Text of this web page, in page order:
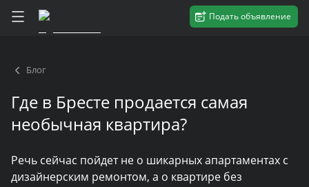
Подать объявление
Блог
Где в Бресте продается самая
необычная квартира?
Речь сейчас пойдет не о шикарных апартаментах с
дизайнерским ремонтом, а о квартире без